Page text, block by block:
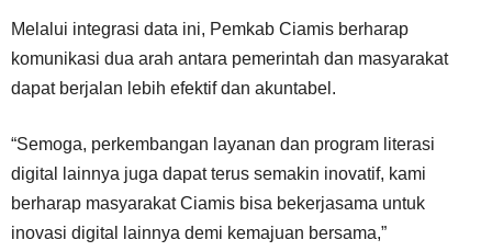
Melalui integrasi data ini, Pemkab Ciamis berharap
komunikasi dua arah antara pemerintah dan masyarakat
dapat berjalan lebih efektif dan akuntabel.
“Semoga, perkembangan layanan dan program literasi
digital lainnya juga dapat terus semakin inovatif, kami
berharap masyarakat Ciamis bisa bekerjasama untuk
inovasi digital lainnya demi kemajuan bersama,”